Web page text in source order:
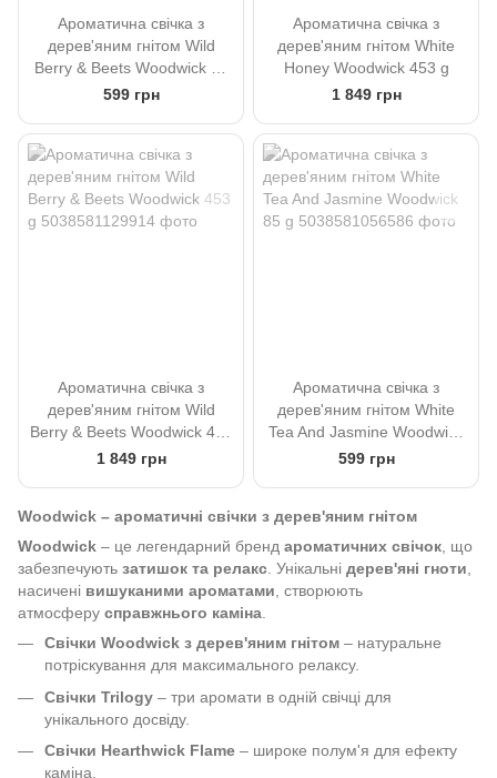
Ароматична свічка з
дерев'яним гнітом Wild
Berry & Beets Woodwick 85
g
599 грн
Ароматична свічка з
дерев'яним гнітом White
Honey Woodwick 453 g
1 849 грн
Ароматична свічка з
дерев'яним гнітом Wild
Berry & Beets Woodwick 453
g
1 849 грн
Ароматична свічка з
дерев'яним гнітом White
Tea And Jasmine Woodwick
85 g
599 грн
Woodwick – ароматичні свічки з дерев'яним гнітом
Woodwick – це легендарний бренд ароматичних свічок, що
забезпечують затишок та релакс. Унікальні дерев'яні гноти,
насичені вишуканими ароматами, створюють
атмосферу справжнього каміна.
Свічки Woodwick з дерев'яним гнітом – натуральне
потріскування для максимального релаксу.
Свічки Trilogy – три аромати в одній свічці для
унікального досвіду.
Свічки Hearthwick Flame – широке полум'я для ефекту
каміна.